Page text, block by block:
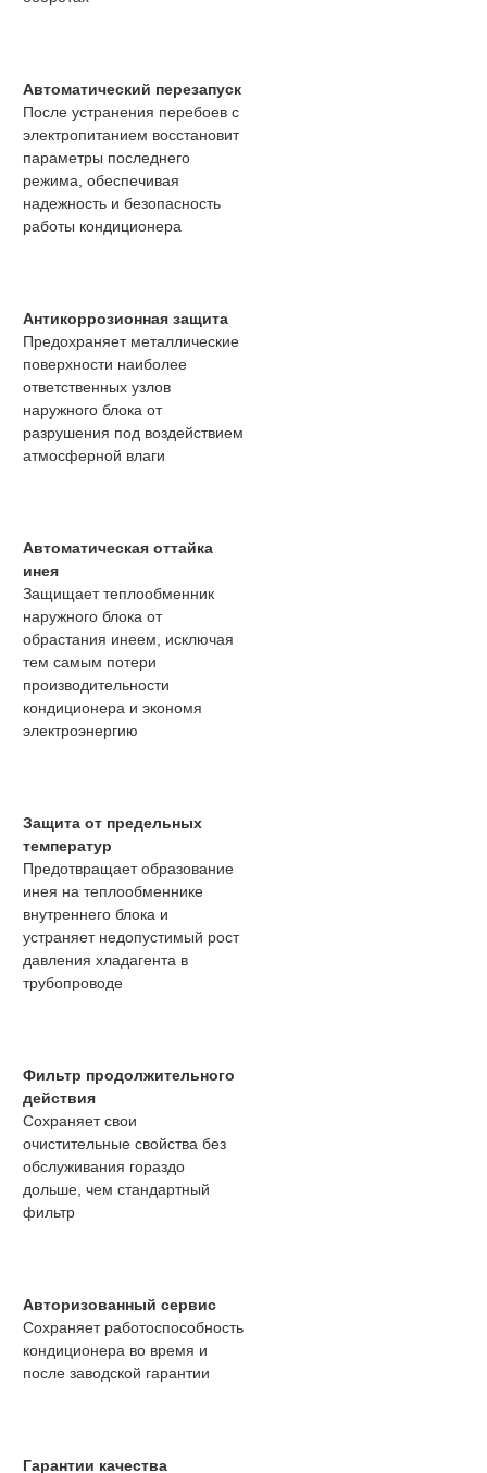
Автоматический перезапуск
После устранения перебоев с
электропитанием восстановит
параметры последнего
режима, обеспечивая
надежность и безопасность
работы кондиционера
Антикоррозионная защита
Предохраняет металлические
поверхности наиболее
ответственных узлов
наружного блока от
разрушения под воздействием
атмосферной влаги
Автоматическая оттайка
инея
Защищает теплообменник
наружного блока от
обрастания инеем, исключая
тем самым потери
производительности
кондиционера и экономя
электроэнергию
Защита от предельных
температур
Предотвращает образование
инея на теплообменнике
внутреннего блока и
устраняет недопустимый рост
давления хладагента в
трубопроводе
Фильтр продолжительного
действия
Сохраняет свои
очистительные свойства без
обслуживания гораздо
дольше, чем стандартный
фильтр
Авторизованный сервис
Сохраняет работоспособность
кондиционера во время и
после заводской гарантии
Гарантии качества